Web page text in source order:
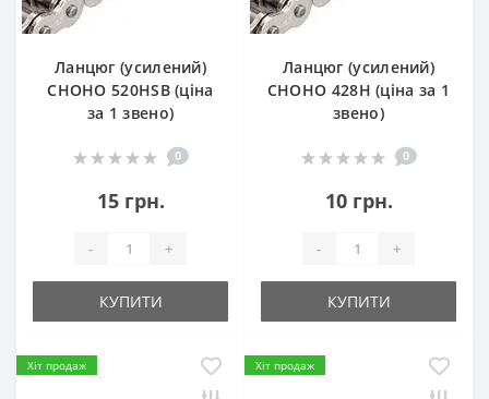
Ланцюг (усилений)
СHOHO 520HSB (ціна
за 1 звено)
0
15 грн.
- +
КУПИТИ
Ланцюг (усилений)
СHOHO 428H (ціна за 1
звено)
0
10 грн.
- +
КУПИТИ
Хіт продаж Хіт продаж